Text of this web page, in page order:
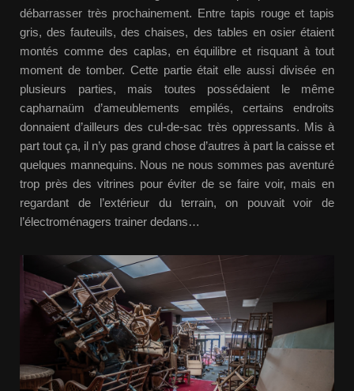
débarrasser très prochainement. Entre tapis rouge et tapis
gris, des fauteuils, des chaises, des tables en osier étaient
montés comme des caplas, en équilibre et risquant à tout
moment de tomber. Cette partie était elle aussi divisée en
plusieurs parties, mais toutes possédaient le même
capharnaüm d’ameublements empilés, certains endroits
donnaient d’ailleurs des cul-de-sac très oppressants. Mis à
part tout ça, il n’y pas grand chose d’autres à part la caisse et
quelques mannequins. Nous ne nous sommes pas aventuré
trop près des vitrines pour éviter de se faire voir, mais en
regardant de l’extérieur du terrain, on pouvait voir de
l’électroménagers trainer dedans…